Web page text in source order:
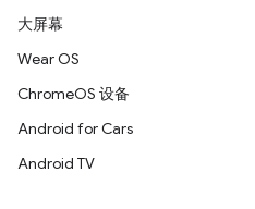
大屏幕
Wear OS
ChromeOS 设备
Android for Cars
Android TV